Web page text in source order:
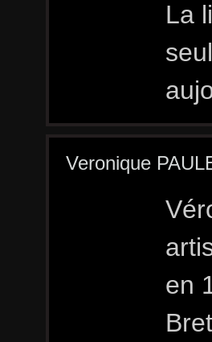
La
Veronique
en